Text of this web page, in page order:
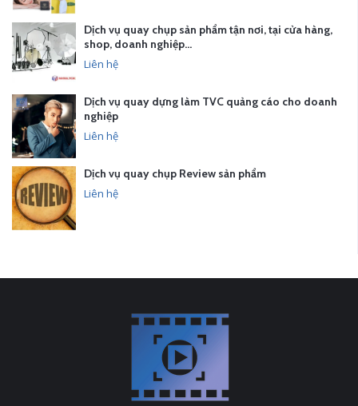
Dịch vụ quay chụp sản phẩm tận nơi, tại cửa hàng,
shop, doanh nghiệp…
Liên hệ
Dịch vụ quay dựng làm TVC quảng cáo cho doanh
nghiệp
Liên hệ
Dịch vụ quay chụp Review sản phẩm
Liên hệ